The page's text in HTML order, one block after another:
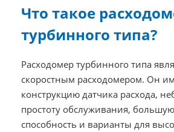
Что такое
турбинного типа?
Расходомер турбинного типа
скоростным расходомером. Он
конструкцию датчика расхода,
простоту обслуживания,
способность и варианты для